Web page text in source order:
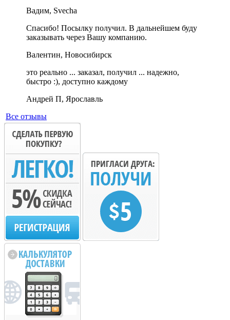
Вадим, Svecha
Спасибо! Посылку получил. В дальнейшем буду
заказывать через Вашу компанию.
Валентин, Новосибирск
это реально ... заказал, получил ... надежно,
быстро :), доступно каждому
Андрей П, Ярославль
Все отзывы